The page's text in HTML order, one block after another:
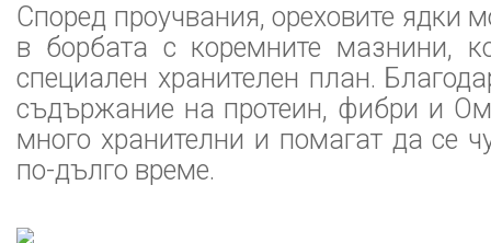
Според проучвания, ореховите ядки
в борбата с коремните мазнини,
специален хранителен план.
съдържание на протеин, фибри и
много хранителни и помагат да се
по-дълго време.